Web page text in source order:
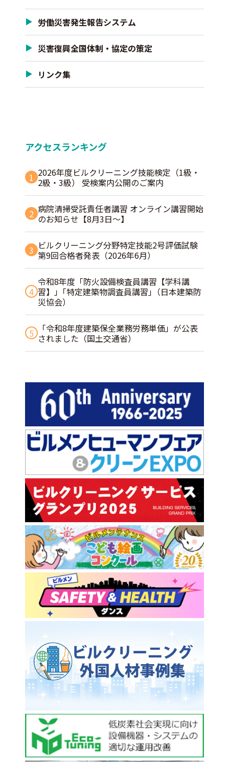
労働災害発生報告システム
災害復興全国体制・協定の策定
リンク集
アクセスランキング
1 2026年度ビルクリーニング技能検定（1級・
2級・3級） 受検案内公開のご案内
2 病院清掃受託責任者講習 オンライン講習開始
のお知らせ【8月3日～】
3 ビルクリーニング分野特定技能2号評価試験
第9回合格者発表（2026年6月）
4
令和8年度「防火設備検査員講習【学科講
習】」｢特定建築物調査員講習｣（日本建築防
災協会）
5
「令和8年度建築保全業務労務単価」が公表
されました（国土交通省）